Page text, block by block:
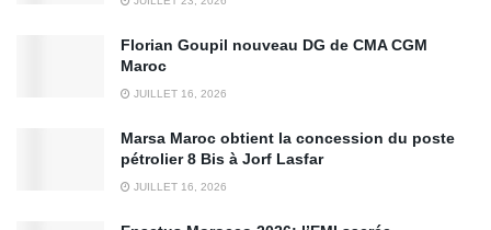
Florian Goupil nouveau DG de CMA CGM
Maroc
JUILLET 16, 2026
Marsa Maroc obtient la concession du poste
pétrolier 8 Bis à Jorf Lasfar
JUILLET 16, 2026